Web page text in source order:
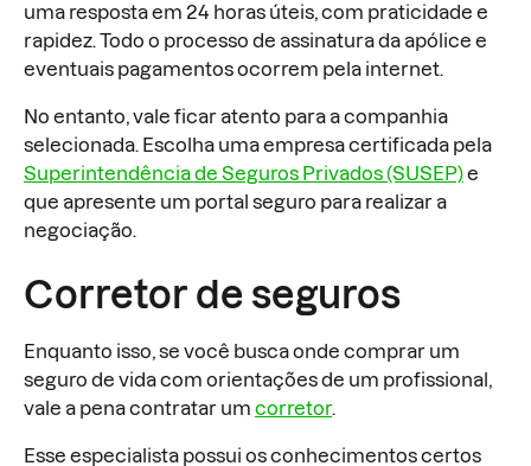
uma resposta em 24 horas úteis, com praticidade e
rapidez. Todo o processo de assinatura da apólice e
eventuais pagamentos ocorrem pela internet.
No entanto, vale ficar atento para a companhia
selecionada. Escolha uma empresa certificada pela
Superintendência de Seguros Privados (SUSEP)e
que apresente um portal seguro para realizar a
negociação.
Corretor de seguros
Enquanto isso, se você busca onde comprar um
seguro de vida com orientações de um profissional,
vale a pena contratar um corretor.
Esse especialista possui os conhecimentos certos